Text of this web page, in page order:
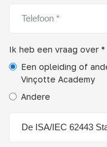
Ik heb een vraag over *
Een opleiding of
Vinçotte Academy
Andere